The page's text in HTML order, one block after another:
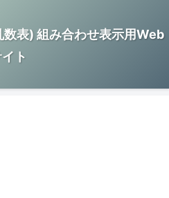
数表) 組み合わせ表示用Web
ト